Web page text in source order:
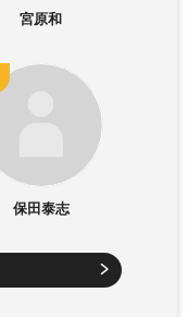
宮原和
保田泰志